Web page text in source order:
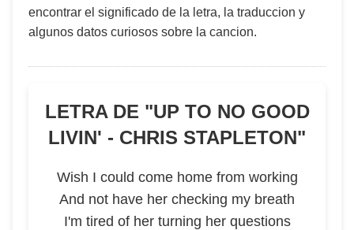
encontrar el significado de la letra, la traduccion y
algunos datos curiosos sobre la cancion.
LETRA DE "UP TO NO GOOD
LIVIN' - CHRIS STAPLETON"
Wish I could come home from working
And not have her checking my breath
I'm tired of her turning her questions